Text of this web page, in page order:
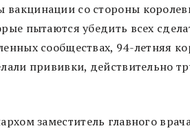
со стороны
пытаются убедить всех
сообществах, 94-летняя
прививки, действительно
заместитель главного